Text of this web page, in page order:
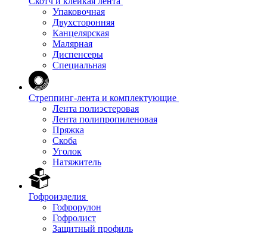
Упаковочная
Двухсторонняя
Канцелярская
Малярная
Диспенсеры
Специальная
Стреппинг-лента и комплектующие
Лента полиэстеровая
Лента полипропиленовая
Пряжка
Скоба
Уголок
Натяжитель
Гофроизделия
Гофрорулон
Гофролист
Защитный профиль